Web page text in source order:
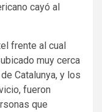
cayó al
frente al cual
muy cerca
Catalunya, y los
fueron
que